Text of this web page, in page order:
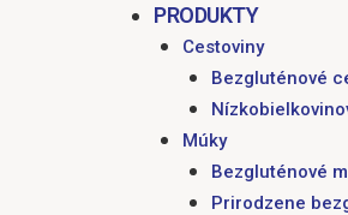
PRODUKTY
Cestoviny
Bezgluténové
Múky
Bezgluténové
Prirodzene